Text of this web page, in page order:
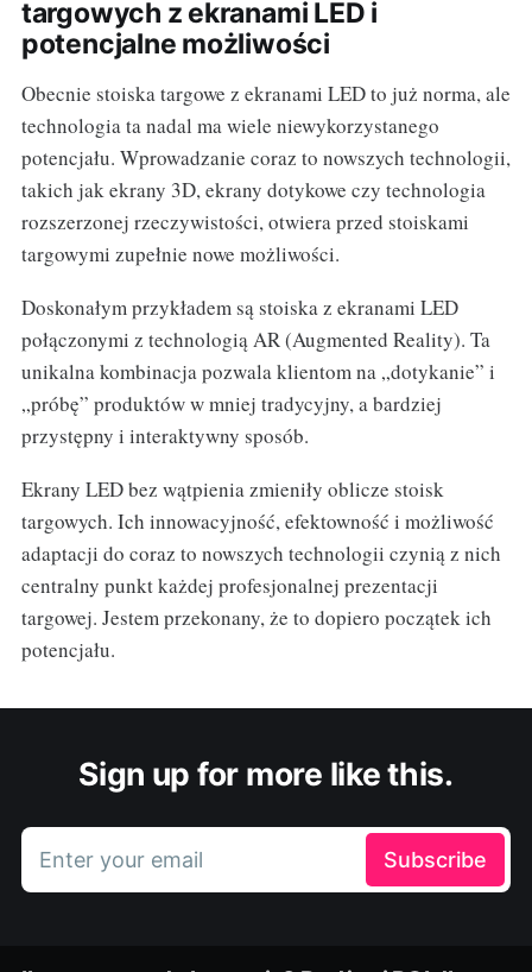
targowych z ekranami LED i
potencjalne możliwości
Obecnie stoiska targowe z ekranami LED to już norma, ale
technologia ta nadal ma wiele niewykorzystanego
potencjału. Wprowadzanie coraz to nowszych technologii,
takich jak ekrany 3D, ekrany dotykowe czy technologia
rozszerzonej rzeczywistości, otwiera przed stoiskami
targowymi zupełnie nowe możliwości.
Doskonałym przykładem są stoiska z ekranami LED
połączonymi z technologią AR (Augmented Reality). Ta
unikalna kombinacja pozwala klientom na „dotykanie” i
„próbę” produktów w mniej tradycyjny, a bardziej
przystępny i interaktywny sposób.
Ekrany LED bez wątpienia zmieniły oblicze stoisk
targowych. Ich innowacyjność, efektowność i możliwość
adaptacji do coraz to nowszych technologii czynią z nich
centralny punkt każdej profesjonalnej prezentacji
targowej. Jestem przekonany, że to dopiero początek ich
potencjału.
Sign up for more like this.
Enter your email Subscribe